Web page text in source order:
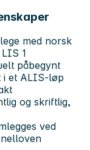
med norsk
1
påbegynt
i et ALIS-løp
og skriftlig,
ved